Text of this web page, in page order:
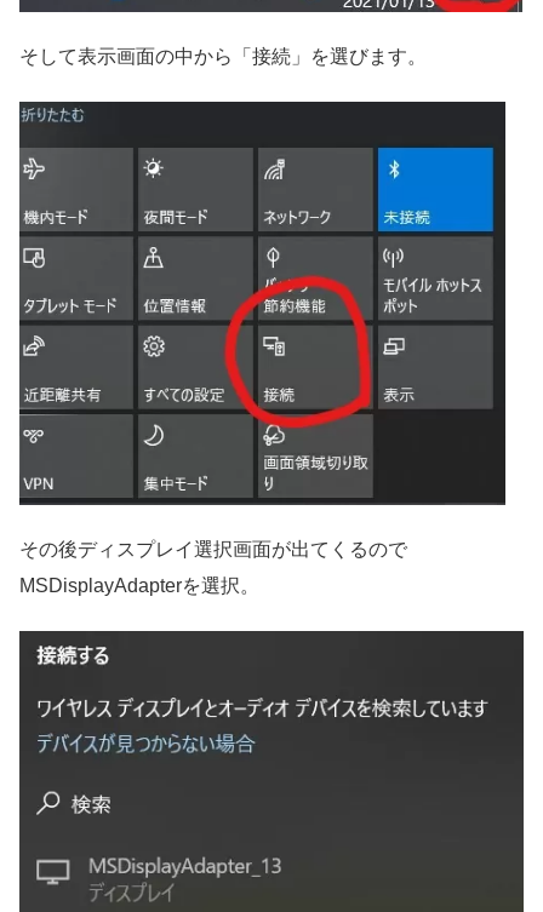
そして表示画面の中から「接続」を選びます。
その後ディスプレイ選択画面が出てくるので
MSDisplayAdapterを選択。